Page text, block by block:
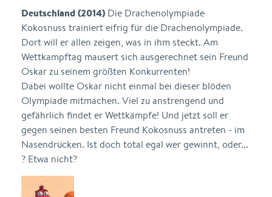
Deutschland (2014) Die Drachenolympiade
Kokosnuss trainiert eifrig für die Drachenolympiade.
Dort will er allen zeigen, was in ihm steckt. Am
Wettkampftag mausert sich ausgerechnet sein Freund
Oskar zu seinem größten Konkurrenten!
Dabei wollte Oskar nicht einmal bei dieser blöden
Olympiade mitmachen. Viel zu anstrengend und
gefährlich findet er Wettkämpfe! Und jetzt soll er
gegen seinen besten Freund Kokosnuss antreten - im
Nasendrücken. Ist doch total egal wer gewinnt, oder...
? Etwa nicht?